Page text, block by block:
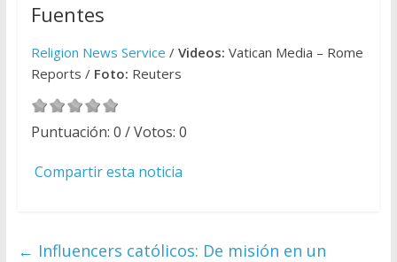
Fuentes
Religion News Service / Videos: Vatican Media – Rome
Reports / Foto: Reuters
Puntuación: 0 / Votos: 0
Compartir esta noticia
← Influencers católicos: De misión en un